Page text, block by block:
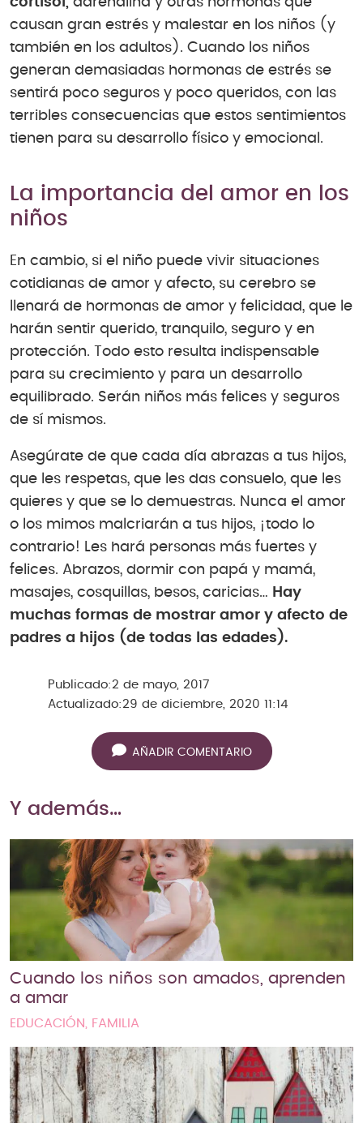
causan gran estrés y malestar en los niños (y
también en los adultos). Cuando los niños
generan demasiadas hormonas de estrés se
sentirá poco seguros y poco queridos, con las
terribles consecuencias que estos sentimientos
tienen para su desarrollo físico y emocional.
La importancia del amor en los
niños
En cambio, si el niño puede vivir situaciones
cotidianas de amor y afecto, su cerebro se
llenará de hormonas de amor y felicidad, que le
harán sentir querido, tranquilo, seguro y en
protección. Todo esto resulta indispensable
para su crecimiento y para un desarrollo
equilibrado. Serán niños más felices y seguros
de sí mismos.
Asegúrate de que cada día abrazas a tus hijos,
que les respetas, que les das consuelo, que les
quieres y que se lo demuestras. Nunca el amor
o los mimos malcriarán a tus hijos, ¡todo lo
contrario! Les hará personas más fuertes y
felices. Abrazos, dormir con papá y mamá,
masajes, cosquillas, besos, caricias… Hay
muchas formas de mostrar amor y afecto de
padres a hijos (de todas las edades).
Publicado:2 de mayo, 2017
Actualizado:29 de diciembre, 2020 11:14
AÑADIR COMENTARIO
Y además…
Cuando los niños son amados, aprenden
a amar
EDUCACIÓN, FAMILIA